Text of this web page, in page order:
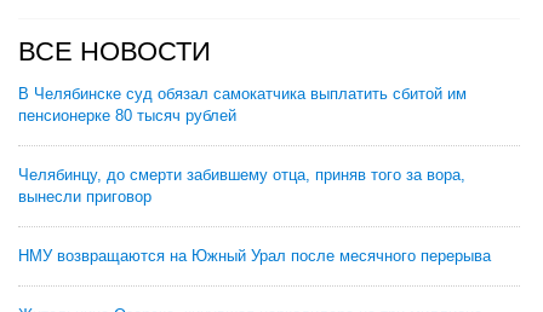
ВСЕ НОВОСТИ
В Челябинске суд обязал самокатчика выплатить сбитой им
пенсионерке 80 тысяч рублей
Челябинцу, до смерти забившему отца, приняв того за вора,
вынесли приговор
НМУ возвращаются на Южный Урал после месячного перерыва